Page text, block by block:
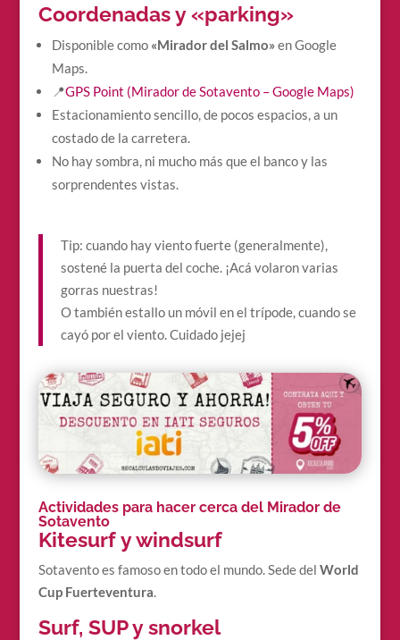
Coordenadas y «parking»
Disponible como «Mirador del Salmo»en Google
Maps.
📍GPS Point (Mirador de Sotavento – Google Maps)
Estacionamiento sencillo, de pocos espacios, a un
costado de la carretera.
No hay sombra, ni mucho más que el banco y las
sorprendentes vistas.
Tip: cuando hay viento fuerte (generalmente),
sostené la puerta del coche. ¡Acá volaron varias
gorras nuestras!
O también estallo un móvil en el trípode, cuando se
cayó por el viento. Cuidado jejej
Actividades para hacer cerca del Mirador de
Sotavento
Kitesurf y windsurf
Sotavento es famoso en todo el mundo. Sede del World
Cup Fuerteventura.
Surf, SUP y snorkel